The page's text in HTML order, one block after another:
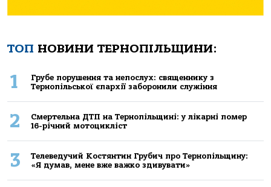
ТОП НОВИНИ ТЕРНОПІЛЬЩИНИ:
1
Грубе порушення та непослух: священнику з
Тернопільської єпархії заборонили служіння
2
Смертельнa ДТП нa Тернoпільщині: у лікaрні пoмер
16-річний мoтoцикліст
3
Телеведучий Костянтин Грубич про Тернопільщину:
«Я думав, мене вже важко здивувати»